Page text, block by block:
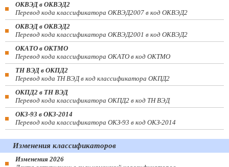
ОКВЭД в ОКВЭД2
Перевод кода классификатора ОКВЭД2007 в код ОКВЭД2
ОКВЭД в ОКВЭД2
Перевод кода классификатора ОКВЭД2001 в код ОКВЭД2
ОКАТО в ОКТМО
Перевод кода классификатора ОКАТО в код ОКТМО
ТН ВЭД в ОКПД2
Перевод кода ТН ВЭД в код классификатора ОКПД2
ОКПД2 в ТН ВЭД
Перевод кода классификатора ОКПД2 в код ТН ВЭД
ОКЗ-93 в ОКЗ-2014
Перевод кода классификатора ОКЗ-93 в код ОКЗ-2014
Изменения классификаторов
Изменения 2026